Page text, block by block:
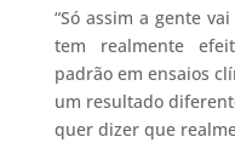
“Só assim a gente
tem realmente
padrão em ensaios
um resultado
quer dizer que